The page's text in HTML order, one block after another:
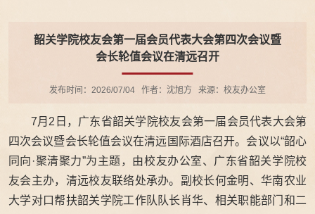
韶关学院校友会第一届会员代表大会第四次会议暨
会长轮值会议在清远召开
发布时间：2026/07/04 作者：沈旭方 来源：校友办公室
7月2日，广东省韶关学院校友会第一届会员代表大会第
四次会议暨会长轮值会议在清远国际酒店召开。会议以“韶心
同向·聚清聚力”为主题，由校友办公室、广东省韶关学院校
友会主办，清远校友联络处承办。副校长何金明、华南农业
大学对口帮扶韶关学院工作队队长肖华、相关职能部门和二